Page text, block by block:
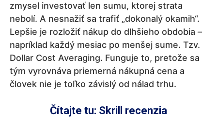
zmysel investovať len sumu, ktorej strata
nebolí. A nesnažiť sa trafiť „dokonalý okamih“.
Lepšie je rozložiť nákup do dlhšieho obdobia –
napríklad každý mesiac po menšej sume. Tzv.
Dollar Cost Averaging. Funguje to, pretože sa
tým vyrovnáva priemerná nákupná cena a
človek nie je toľko závislý od nálad trhu.
Čítajte tu: Skrill recenzia